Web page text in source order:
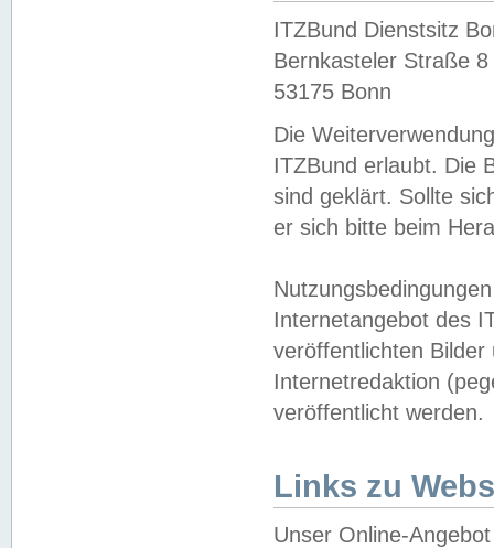
ITZBund Dienstsitz
Bernkasteler Straße 8
53175 Bonn
Die
ITZBund erlaubt. Die
sind geklärt. Sollte
er sich bitte beim
Internetangebot des
veröffentlichten
Internetredaktion
veröffentlicht werden.
Links zu
Unser Online-